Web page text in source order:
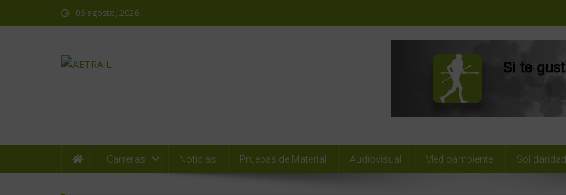
06 agosto, 2026
Carreras Noticias Pruebas de Material Audiovisual Medioambiente Solidaridad